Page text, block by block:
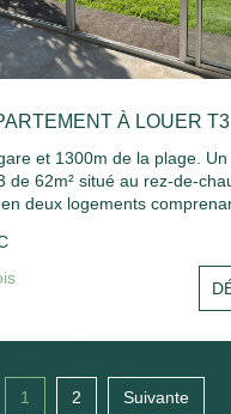
À LOUER T3
et 1300m de la plage. Un
de 62m² situé au rez-de-
deux logements
électrique. Jardin commun.
1 2 Suivante